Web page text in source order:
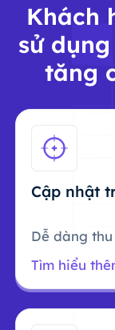
Khách
sử
tăng
Cập nhật
Dễ dàng
Tìm hiểu